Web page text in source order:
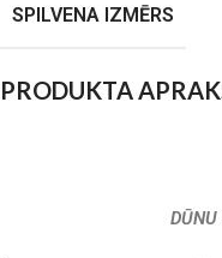
SPILVENA IZMĒRS
PRODUKTA
DŪNU